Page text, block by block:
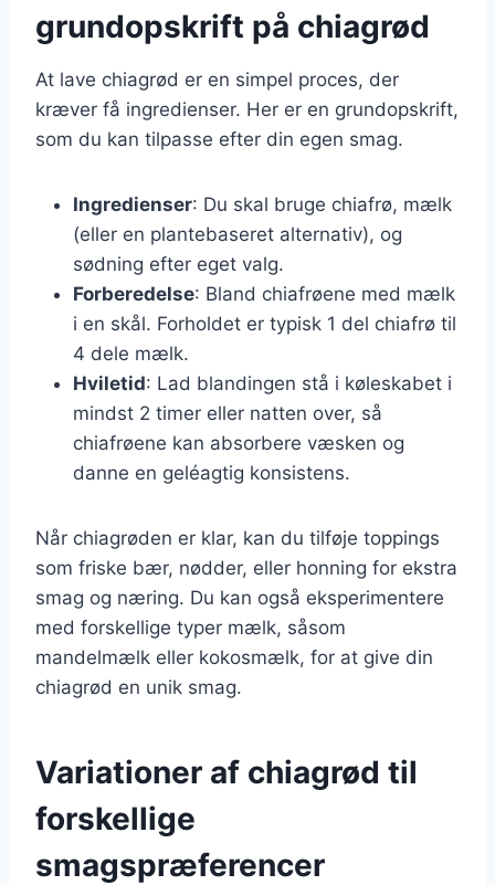
grundopskrift på chiagrød
At lave chiagrød er en simpel proces, der
kræver få ingredienser. Her er en grundopskrift,
som du kan tilpasse efter din egen smag.
Ingredienser: Du skal bruge chiafrø, mælk
(eller en plantebaseret alternativ), og
sødning efter eget valg.
Forberedelse: Bland chiafrøene med mælk
i en skål. Forholdet er typisk 1 del chiafrø til
4 dele mælk.
Hviletid: Lad blandingen stå i køleskabet i
mindst 2 timer eller natten over, så
chiafrøene kan absorbere væsken og
danne en geléagtig konsistens.
Når chiagrøden er klar, kan du tilføje toppings
som friske bær, nødder, eller honning for ekstra
smag og næring. Du kan også eksperimentere
med forskellige typer mælk, såsom
mandelmælk eller kokosmælk, for at give din
chiagrød en unik smag.
Variationer af chiagrød til
forskellige
smagspræferencer